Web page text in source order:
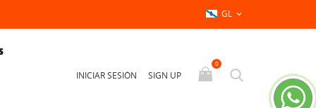
GL 
INICIAR SESIÓN SIGN UP
0